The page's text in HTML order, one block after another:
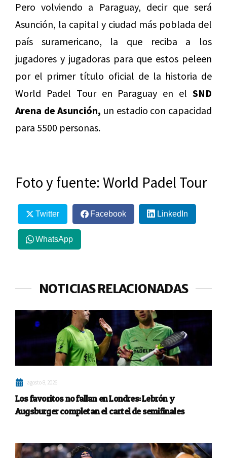
Pero volviendo a Paraguay, decir que será
Asunción, la capital y ciudad más poblada del
país suramericano, la que reciba a los
jugadores y jugadoras para que estos peleen
por el primer título oficial de la historia de
World Padel Tour en Paraguay en el SND
Arena de Asunción, un estadio con capacidad
para 5500 personas.
Foto y fuente: World Padel Tour
Twitter Facebook LinkedIn
WhatsApp
NOTICIAS RELACIONADAS
agosto 8, 2026
Los favoritos no fallan en Londres: Lebrón y
Augsburger completan el cartel de semifinales